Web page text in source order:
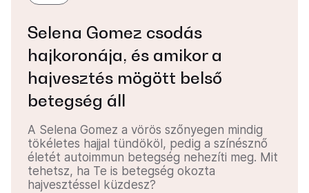
Selena Gomez csodás
hajkoronája, és amikor a
hajvesztés mögött belső
betegség áll
A Selena Gomez a vörös szőnyegen mindig
tökéletes hajjal tündököl, pedig a színésznő
életét autoimmun betegség nehezíti meg. Mit
tehetsz, ha Te is betegség okozta
hajvesztéssel küzdesz?